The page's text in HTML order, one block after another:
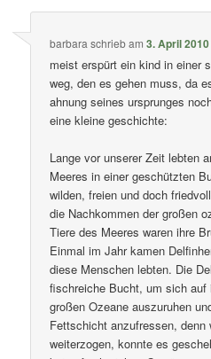
barbara schriebam3. April
meist erspürt ein kind in einer
weg, den es gehen muss, da
ahnung seines ursprunges
eine kleine geschichte:
Lange vor unserer Zeit lebten
Meeres in einer geschützten
wilden, freien und doch
die Nachkommen der großen
Tiere des Meeres waren ihre
Einmal im Jahr kamen
diese Menschen lebten. Die
fischreiche Bucht, um sich auf
großen Ozeane auszuruhen
Fettschicht anzufressen,
weiterzogen, konnte es